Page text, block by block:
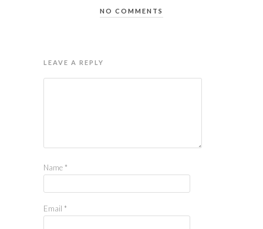
NO COMMENTS
LEAVE A REPLY
Name *
Email *